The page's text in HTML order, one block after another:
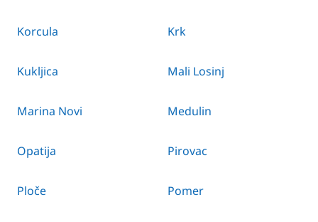
Korcula Krk
Kukljica Mali Losinj
Marina Novi Medulin
Opatija Pirovac
Ploče Pomer